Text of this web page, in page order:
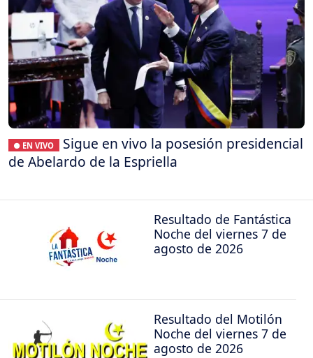
● EN VIVO
Sigue en vivo la posesión presidencial
de Abelardo de la Espriella
Resultado de Fantástica
Noche del viernes 7 de
agosto de 2026
Resultado del Motilón
Noche del viernes 7 de
agosto de 2026